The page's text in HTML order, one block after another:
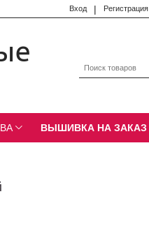
Вход | Регистрация
ВЫШИВКА НА ЗАКАЗ